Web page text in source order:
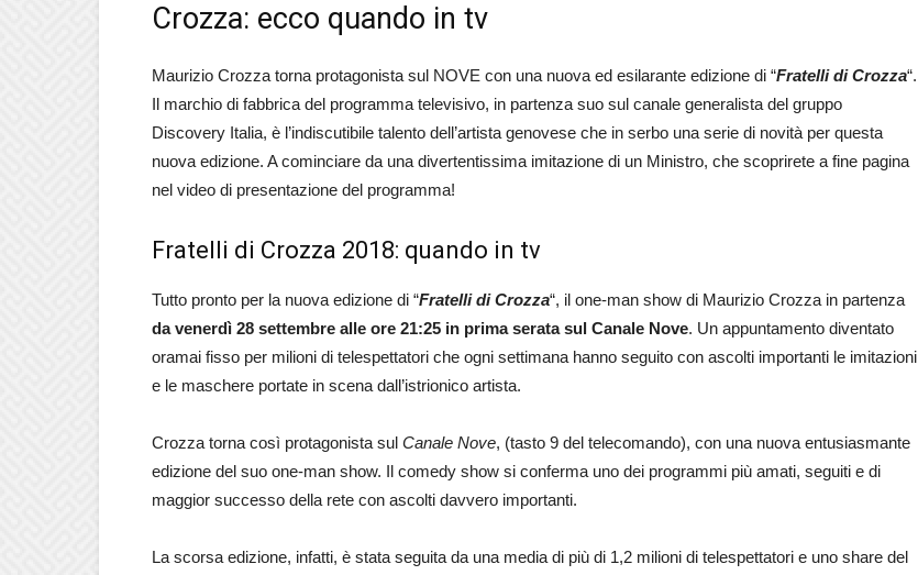
Crozza: ecco quando in tv
Maurizio Crozza torna protagonista sul NOVE con una nuova ed esilarante edizione di “Fratelli di Crozza“.
Il marchio di fabbrica del programma televisivo, in partenza suo sul canale generalista del gruppo
Discovery Italia, è l’indiscutibile talento dell’artista genovese che in serbo una serie di novità per questa
nuova edizione. A cominciare da una divertentissima imitazione di un Ministro, che scoprirete a fine pagina
nel video di presentazione del programma!
Fratelli di Crozza 2018: quando in tv
Tutto pronto per la nuova edizione di “Fratelli di Crozza“, il one-man show di Maurizio Crozza in partenza
da venerdì 28 settembre alle ore 21:25 in prima serata sul Canale Nove. Un appuntamento diventato
oramai fisso per milioni di telespettatori che ogni settimana hanno seguito con ascolti importanti le imitazioni
e le maschere portate in scena dall’istrionico artista.
Crozza torna così protagonista sul Canale Nove, (tasto 9 del telecomando), con una nuova entusiasmante
edizione del suo one-man show. Il comedy show si conferma uno dei programmi più amati, seguiti e di
maggior successo della rete con ascolti davvero importanti.
La scorsa edizione, infatti, è stata seguita da una media di più di 1,2 milioni di telespettatori e uno share del